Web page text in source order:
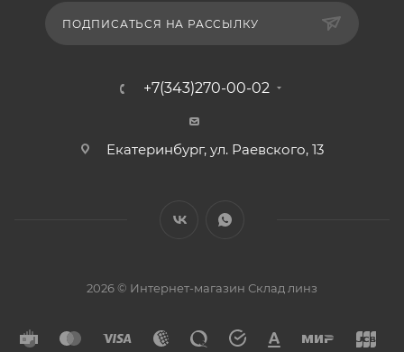
ПОДПИСАТЬСЯ НА РАССЫЛКУ
+7(343)270-00-02
Екатеринбург, ул. Раевского, 13
2026 © Интернет-магазин Склад линз